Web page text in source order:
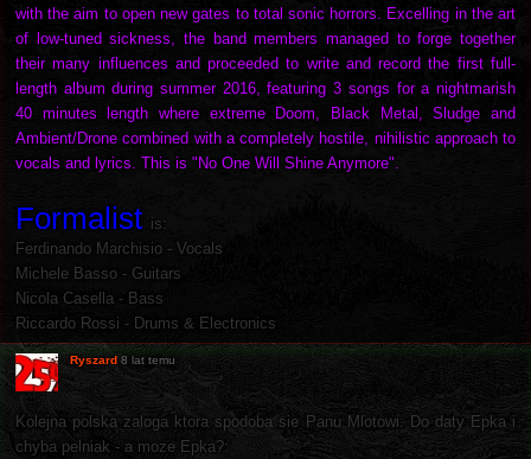
with the aim to open new gates to total sonic horrors. Excelling in the art
of low-tuned sickness, the band members managed to forge together
their many influences and proceeded to write and record the first full-
length album during summer 2016, featuring 3 songs for a nightmarish
40 minutes length where extreme Doom, Black Metal, Sludge and
Ambient/Drone combined with a completely hostile, nihilistic approach to
vocals and lyrics. This is "No One Will Shine Anymore".
Formalist is:
Ferdinando Marchisio - Vocals
Michele Basso - Guitars
Nicola Casella - Bass
Riccardo Rossi - Drums & Electronics
Ryszard 8 lat temu
Kolejna polska zaloga ktora spodoba sie Panu Mlotowi. Do daty Epka i
chyba pelniak - a moze Epka?: